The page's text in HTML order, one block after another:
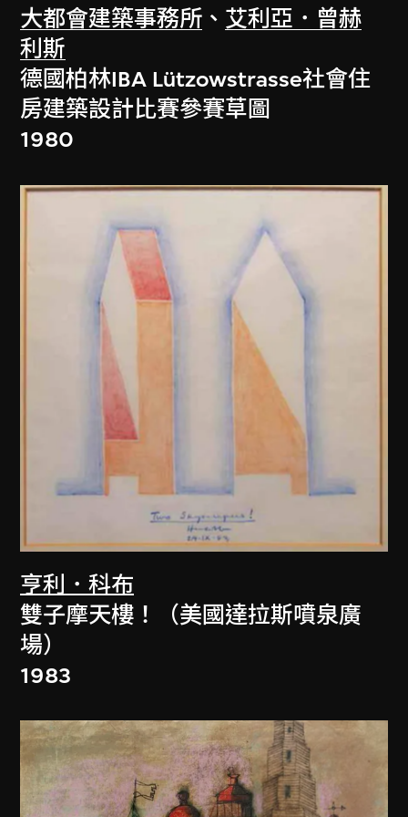
大都會建築事務所 、 艾利亞．曾赫
利斯
德國柏林IBA Lützowstrasse社會住
房建築設計比賽參賽草圖
1980
亨利．科布
雙子摩天樓！（美國達拉斯噴泉廣
場）
1983